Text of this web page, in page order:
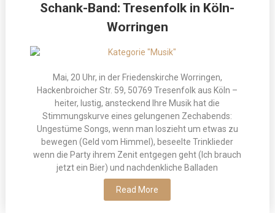
Schank-Band: Tresenfolk in Köln-
Worringen
Mai, 20 Uhr, in der Friedenskirche Worringen,
Hackenbroicher Str. 59, 50769 Tresenfolk aus Köln –
heiter, lustig, ansteckend Ihre Musik hat die
Stimmungskurve eines gelungenen Zechabends:
Ungestüme Songs, wenn man loszieht um etwas zu
bewegen (Geld vom Himmel), beseelte Trinklieder
wenn die Party ihrem Zenit entgegen geht (Ich brauch
jetzt ein Bier) und nachdenkliche Balladen
Read More